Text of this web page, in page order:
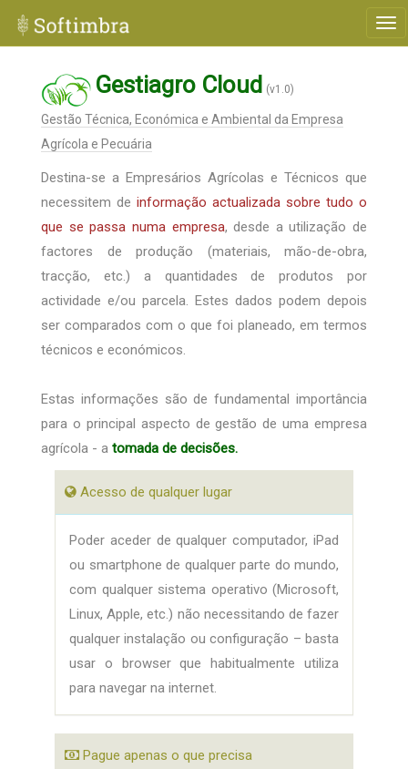
Gestiagro Cloud (v1.0)
Gestão Técnica, Económica e Ambiental da Empresa
Agrícola e Pecuária
Destina-se a Empresários Agrícolas e Técnicos que
necessitem de informação actualizada sobre tudo o
que se passa numa empresa, desde a utilização de
factores de produção (materiais, mão-de-obra,
tracção, etc.) a quantidades de produtos por
actividade e/ou parcela. Estes dados podem depois
ser comparados com o que foi planeado, em termos
técnicos e económicos.
Estas informações são de fundamental importância
para o principal aspecto de gestão de uma empresa
agrícola - a tomada de decisões.
Acesso de qualquer lugar
Poder aceder de qualquer computador, iPad
ou smartphone de qualquer parte do mundo,
com qualquer sistema operativo (Microsoft,
Linux, Apple, etc.) não necessitando de fazer
qualquer instalação ou configuração – basta
usar o browser que habitualmente utiliza
para navegar na internet.
Pague apenas o que precisa